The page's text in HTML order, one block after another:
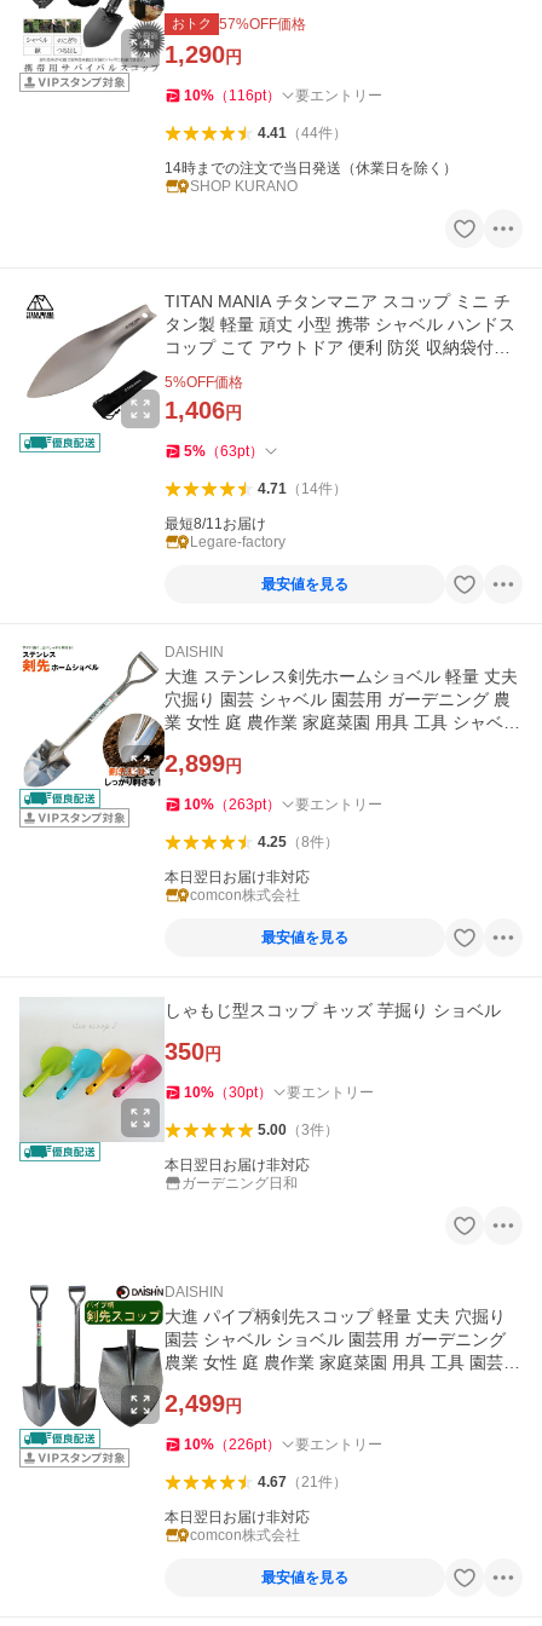
ンプ 車載 大雪 球根
おトク 57%OFF価格
1,290円
10% （ 116pt） 要エントリー
4.41（44件）
14時までの注文で当日発送（休業日を除く）
SHOP KURANO
TITAN MANIA チタンマニア スコップ ミニ チ
タン製 軽量 頑丈 小型 携帯 シャベル ハンドス
コップ こて アウトドア 便利 防災 収納袋付き
5%OFF価格
1,406円
5% （63pt）
4.71（ 14件）
最短8/11お届け
Legare-factory
最安値を見る
DAISHIN
大進 ステンレス剣先ホームショベル 軽量 丈夫
穴掘り 園芸 シャベル 園芸用 ガーデニング 農
業 女性 庭 農作業 家庭菜園 用具 工具 シャベル
2,899円
10% （263pt） 要エントリー
4.25（8件）
本日翌日お届け非対応
comcon株式会社
最安値を見る
しゃもじ型スコップ キッズ 芋掘り ショベル
350円
10% （30pt） 要エントリー
5.00（3件）
本日翌日お届け非対応
ガーデニング日和
DAISHIN
大進 パイプ柄剣先スコップ 軽量 丈夫 穴掘り
園芸 シャベル ショベル 園芸用 ガーデニング
農業 女性 庭 農作業 家庭菜園 用具 工具 園芸用
2,499円
10% （226pt） 要エントリー
4.67（21件）
本日翌日お届け非対応
comcon株式会社
最安値を見る